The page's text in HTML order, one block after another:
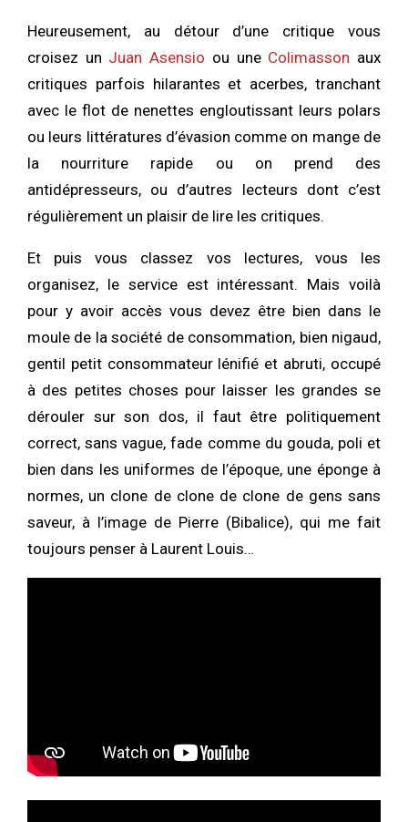
Heureusement, au détour d’une critique vous
croisez un Juan Asensio ou une Colimasson aux
critiques parfois hilarantes et acerbes, tranchant
avec le flot de nenettes engloutissant leurs polars
ou leurs littératures d’évasion comme on mange de
la nourriture rapide ou on prend des
antidépresseurs, ou d’autres lecteurs dont c’est
régulièrement un plaisir de lire les critiques.
Et puis vous classez vos lectures, vous les
organisez, le service est intéressant. Mais voilà
pour y avoir accès vous devez être bien dans le
moule de la société de consommation, bien nigaud,
gentil petit consommateur lénifié et abruti, occupé
à des petites choses pour laisser les grandes se
dérouler sur son dos, il faut être politiquement
correct, sans vague, fade comme du gouda, poli et
bien dans les uniformes de l’époque, une éponge à
normes, un clone de clone de clone de gens sans
saveur, à l’image de Pierre (Bibalice), qui me fait
toujours penser à Laurent Louis…